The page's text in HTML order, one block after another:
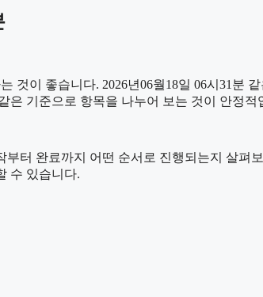
이 좋습니다. 2026년06월18일 06시31분
은 기준으로 항목을 나누어 보는 것이 안정적
터 완료까지 어떤 순서로 진행되는지 살펴
수 있습니다.